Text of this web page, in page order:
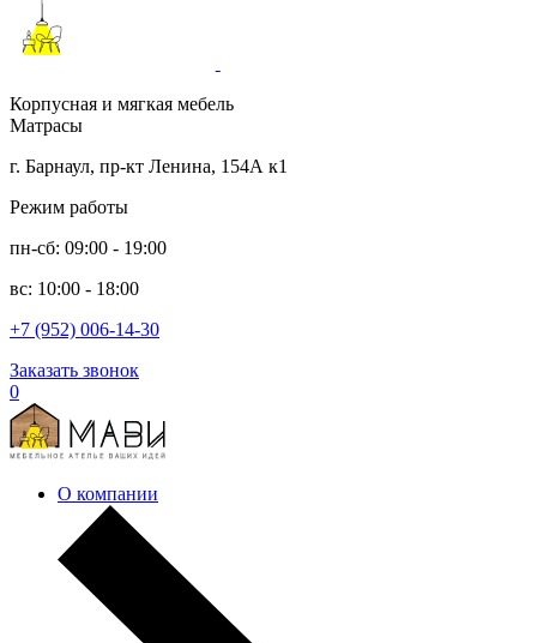
Корпусная и мягкая мебель
Матрасы
г. Барнаул, пр-кт Ленина, 154А к1
Режим работы
пн-сб: 09:00 - 19:00
вс: 10:00 - 18:00
+7 (952) 006-14-30
Заказать звонок
0
О компании